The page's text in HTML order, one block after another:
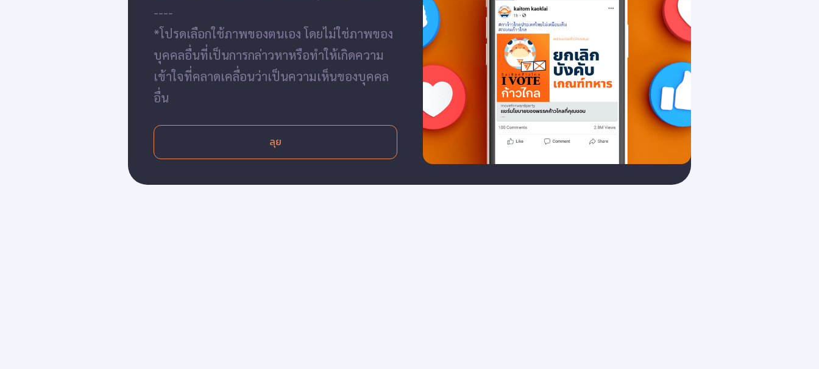
----
*โปรดเลือกใช้ภาพของตนเอง โดยไม่ใช่ภาพของ
บุคคลอื่นที่เป็นการกล่าวหาหรือทำให้เกิดความ
เข้าใจที่คลาดเคลื่อนว่าเป็นความเห็นของบุคคล
อื่น
ลุย